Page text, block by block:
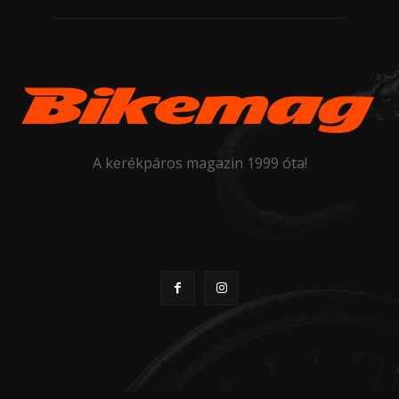
A kerékpáros magazin 1999 óta!